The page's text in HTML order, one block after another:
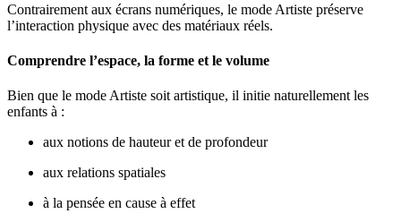
Contrairement aux écrans numériques, le mode Artiste préserve
l’interaction physique avec des matériaux réels.
Comprendre l’espace, la forme et le volume
Bien que le mode Artiste soit artistique, il initie naturellement les
enfants à :
aux notions de hauteur et de profondeur
aux relations spatiales
à la pensée en cause à effet